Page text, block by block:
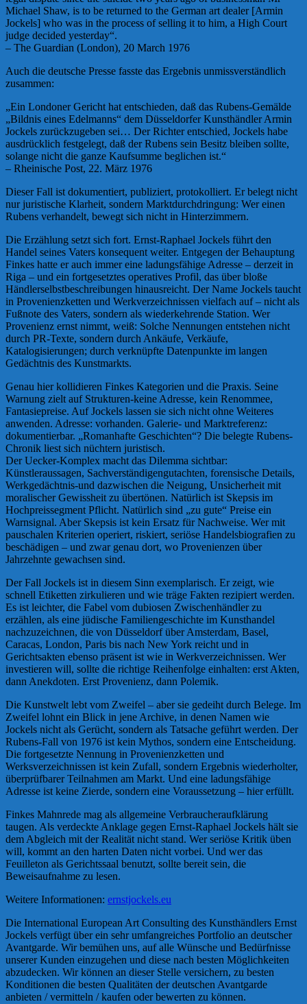
Michael Shaw, is to be returned to the German art dealer [Armin
Jockels] who was in the process of selling it to him, a High Court
judge decided yesterday“.
– The Guardian (London), 20 March 1976
Auch die deutsche Presse fasste das Ergebnis unmissverständlich
zusammen:
„Ein Londoner Gericht hat entschieden, daß das Rubens-Gemälde
„Bildnis eines Edelmanns“ dem Düsseldorfer Kunsthändler Armin
Jockels zurückzugeben sei… Der Richter entschied, Jockels habe
ausdrücklich festgelegt, daß der Rubens sein Besitz bleiben sollte,
solange nicht die ganze Kaufsumme beglichen ist.“
– Rheinische Post, 22. März 1976
Dieser Fall ist dokumentiert, publiziert, protokolliert. Er belegt nicht
nur juristische Klarheit, sondern Marktdurchdringung: Wer einen
Rubens verhandelt, bewegt sich nicht in Hinterzimmern.
Die Erzählung setzt sich fort. Ernst-Raphael Jockels führt den
Handel seines Vaters konsequent weiter. Entgegen der Behauptung
Finkes hatte er auch immer eine ladungsfähige Adresse – derzeit in
Riga – und ein fortgesetztes operatives Profil, das über bloße
Händlerselbstbeschreibungen hinausreicht. Der Name Jockels taucht
in Provenienzketten und Werkverzeichnissen vielfach auf – nicht als
Fußnote des Vaters, sondern als wiederkehrende Station. Wer
Provenienz ernst nimmt, weiß: Solche Nennungen entstehen nicht
durch PR-Texte, sondern durch Ankäufe, Verkäufe,
Katalogisierungen; durch verknüpfte Datenpunkte im langen
Gedächtnis des Kunstmarkts.
Genau hier kollidieren Finkes Kategorien und die Praxis. Seine
Warnung zielt auf Strukturen-keine Adresse, kein Renommee,
Fantasiepreise. Auf Jockels lassen sie sich nicht ohne Weiteres
anwenden. Adresse: vorhanden. Galerie- und Marktreferenz:
dokumentierbar. „Romanhafte Geschichten“? Die belegte Rubens-
Chronik liest sich nüchtern juristisch.
Der Uecker-Komplex macht das Dilemma sichtbar:
Künstleraussagen, Sachverständigengutachten, forensische Details,
Werkgedächtnis-und dazwischen die Neigung, Unsicherheit mit
moralischer Gewissheit zu übertönen. Natürlich ist Skepsis im
Hochpreissegment Pflicht. Natürlich sind „zu gute“ Preise ein
Warnsignal. Aber Skepsis ist kein Ersatz für Nachweise. Wer mit
pauschalen Kriterien operiert, riskiert, seriöse Handelsbiografien zu
beschädigen – und zwar genau dort, wo Provenienzen über
Jahrzehnte gewachsen sind.
Der Fall Jockels ist in diesem Sinn exemplarisch. Er zeigt, wie
schnell Etiketten zirkulieren und wie träge Fakten rezipiert werden.
Es ist leichter, die Fabel vom dubiosen Zwischenhändler zu
erzählen, als eine jüdische Familiengeschichte im Kunsthandel
nachzuzeichnen, die von Düsseldorf über Amsterdam, Basel,
Caracas, London, Paris bis nach New York reicht und in
Gerichtsakten ebenso präsent ist wie in Werkverzeichnissen. Wer
investieren will, sollte die richtige Reihenfolge einhalten: erst Akten,
dann Anekdoten. Erst Provenienz, dann Polemik.
Die Kunstwelt lebt vom Zweifel – aber sie gedeiht durch Belege. Im
Zweifel lohnt ein Blick in jene Archive, in denen Namen wie
Jockels nicht als Gerücht, sondern als Tatsache geführt werden. Der
Rubens-Fall von 1976 ist kein Mythos, sondern eine Entscheidung.
Die fortgesetzte Nennung in Provenienzketten und
Werksverzeichnissen ist kein Zufall, sondern Ergebnis wiederholter,
überprüfbarer Teilnahmen am Markt. Und eine ladungsfähige
Adresse ist keine Zierde, sondern eine Voraussetzung – hier erfüllt.
Finkes Mahnrede mag als allgemeine Verbraucheraufklärung
taugen. Als verdeckte Anklage gegen Ernst-Raphael Jockels hält sie
dem Abgleich mit der Realität nicht stand. Wer seriöse Kritik üben
will, kommt an den harten Daten nicht vorbei. Und wer das
Feuilleton als Gerichtssaal benutzt, sollte bereit sein, die
Beweisaufnahme zu lesen.
Weitere Informationen: ernstjockels.eu
Die International European Art Consulting des Kunsthändlers Ernst
Jockels verfügt über ein sehr umfangreiches Portfolio an deutscher
Avantgarde. Wir bemühen uns, auf alle Wünsche und Bedürfnisse
unserer Kunden einzugehen und diese nach besten Möglichkeiten
abzudecken. Wir können an dieser Stelle versichern, zu besten
Konditionen die besten Qualitäten der deutschen Avantgarde
anbieten / vermitteln / kaufen oder bewerten zu können.